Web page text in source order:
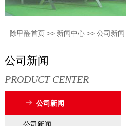
除甲醛首页 >> 新闻中心 >> 公司新闻
公司新闻
PRODUCT CENTER
公司新闻